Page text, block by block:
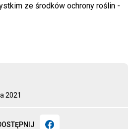
2021
ze środków ochrony roślin -